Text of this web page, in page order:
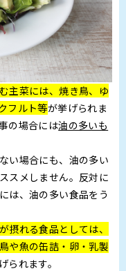
主菜には、焼き鳥、ゆ
フルト等が挙げられま
の場合には油の多いも
い場合にも、油の多い
スメしません。反対に
は、油の多い食品をう
摂れる食品としては、
や魚の缶詰・卵・乳製
られます。